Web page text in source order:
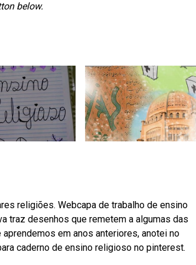
below.
religiões. Webcapa de trabalho de ensino
traz desenhos que remetem a algumas das
em anos anteriores, anotei no
caderno de ensino religioso no pinterest.